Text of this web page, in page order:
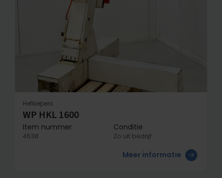
Hefkiepers
WP HKL 1600
Item nummer
4538
Conditie
Zo uit bedrijf
Meer informatie